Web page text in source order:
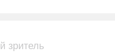
зритель